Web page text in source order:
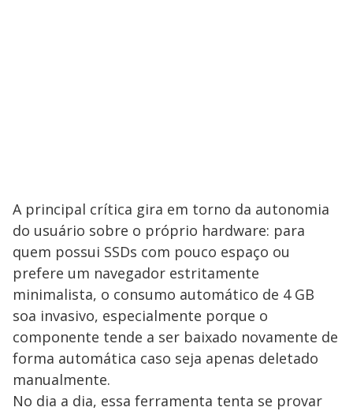
A principal crítica gira em torno da autonomia
do usuário sobre o próprio hardware: para
quem possui SSDs com pouco espaço ou
prefere um navegador estritamente
minimalista, o consumo automático de 4 GB
soa invasivo, especialmente porque o
componente tende a ser baixado novamente de
forma automática caso seja apenas deletado
manualmente.
No dia a dia, essa ferramenta tenta se provar